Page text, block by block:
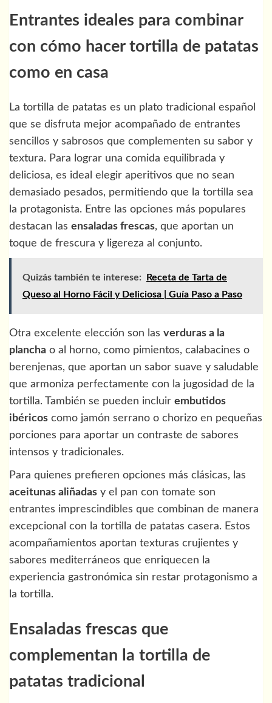
Entrantes ideales para combinar
con cómo hacer tortilla de patatas
como en casa
La tortilla de patatas es un plato tradicional español
que se disfruta mejor acompañado de entrantes
sencillos y sabrosos que complementen su sabor y
textura. Para lograr una comida equilibrada y
deliciosa, es ideal elegir aperitivos que no sean
demasiado pesados, permitiendo que la tortilla sea
la protagonista. Entre las opciones más populares
destacan las ensaladas frescas, que aportan un
toque de frescura y ligereza al conjunto.
Quizás también te interese:
Receta de Tarta de
Queso al Horno Fácil y Deliciosa | Guía Paso a Paso
Otra excelente elección son las verduras a la
plancha o al horno, como pimientos, calabacines o
berenjenas, que aportan un sabor suave y saludable
que armoniza perfectamente con la jugosidad de la
tortilla. También se pueden incluir embutidos
ibéricos como jamón serrano o chorizo en pequeñas
porciones para aportar un contraste de sabores
intensos y tradicionales.
Para quienes prefieren opciones más clásicas, las
aceitunas aliñadas y el pan con tomate son
entrantes imprescindibles que combinan de manera
excepcional con la tortilla de patatas casera. Estos
acompañamientos aportan texturas crujientes y
sabores mediterráneos que enriquecen la
experiencia gastronómica sin restar protagonismo a
la tortilla.
Ensaladas frescas que
complementan la tortilla de
patatas tradicional